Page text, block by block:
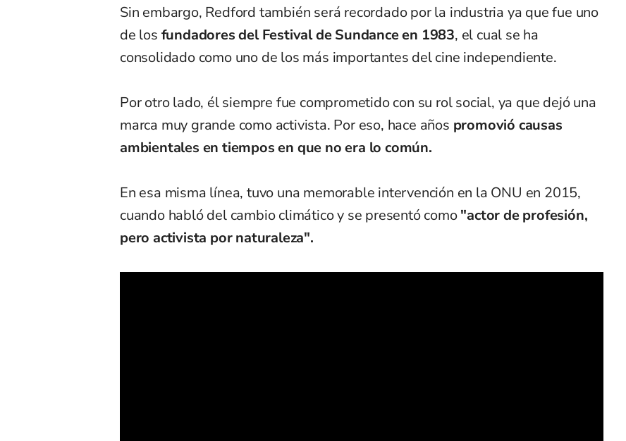
Sin embargo, Redford también será recordado por la industria ya que fue uno
de los fundadores del Festival de Sundance en 1983, el cual se ha
consolidado como uno de los más importantes del cine independiente.
Por otro lado, él siempre fue comprometido con su rol social, ya que dejó una
marca muy grande como activista. Por eso, hace años promovió causas
ambientales en tiempos en que no era lo común.
En esa misma línea, tuvo una memorable intervención en la ONU en 2015,
cuando habló del cambio climático y se presentó como"actor de profesión,
pero activista por naturaleza".